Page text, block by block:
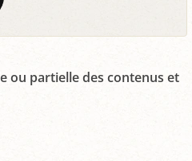
ou partielle des contenus et